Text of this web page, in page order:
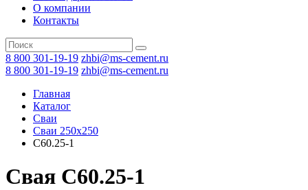
О компании
Контакты
8 800 301-19-19 zhbi@ms-cement.ru
8 800 301-19-19 zhbi@ms-cement.ru
Главная
Каталог
Сваи
Сваи 250х250
С60.25-1
Свая С60.25-1